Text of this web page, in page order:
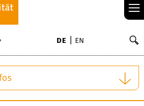
≡
DE EN